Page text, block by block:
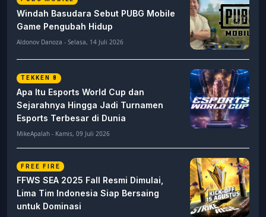
Windah Basudara Sebut PUBG Mobile
Game Pengubah Hidup
Aldonov Danoza - Selasa, 14 Juli 2026
TEKKEN 8
Apa Itu Esports World Cup dan
Sejarahnya Hingga Jadi Turnamen
Esports Terbesar di Dunia
MikeApalah - Kamis, 09 Juli 2026
FREE FIRE
FFWS SEA 2025 Fall Resmi Dimulai,
Lima Tim Indonesia Siap Bersaing
untuk Dominasi